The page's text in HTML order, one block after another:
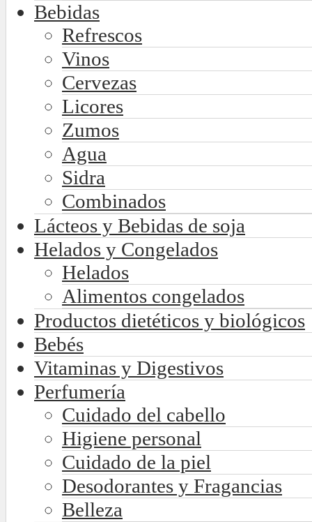
Bebidas
Refrescos
Vinos
Cervezas
Licores
Zumos
Agua
Sidra
Combinados
Lácteos y Bebidas de soja
Helados y Congelados
Helados
Alimentos congelados
Productos dietéticos y biológicos
Bebés
Vitaminas y Digestivos
Perfumería
Cuidado del cabello
Higiene personal
Cuidado de la piel
Desodorantes y Fragancias
Belleza